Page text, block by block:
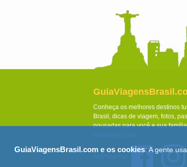
Conheça os melhores destinos
Brasil, dicas de viagem, fotos,
pousadas para você e sua
viagem incrível.
Acompanhe:
GuiaViagensBrasil.com e os cookies: A gente